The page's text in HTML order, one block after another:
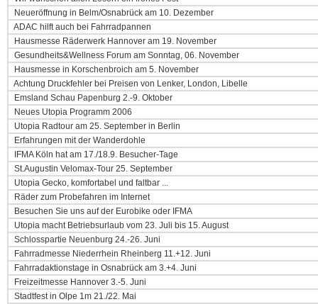
Neueröffnung in Belm/Osnabrück am 10. Dezember
ADAC hilft auch bei Fahrradpannen
Hausmesse Räderwerk Hannover am 19. November
Gesundheits&Wellness Forum am Sonntag, 06. November
Hausmesse in Korschenbroich am 5. November
Achtung Druckfehler bei Preisen von Lenker, London, Libelle
Emsland Schau Papenburg 2.-9. Oktober
Neues Utopia Programm 2006
Utopia Radtour am 25. September in Berlin
Erfahrungen mit der Wanderdohle
IFMA Köln hat am 17./18.9. Besucher-Tage
St.Augustin Velomax-Tour 25. September
Utopia Gecko, komfortabel und faltbar ...
Räder zum Probefahren im Internet
Besuchen Sie uns auf der Eurobike oder IFMA
Utopia macht Betriebsurlaub vom 23. Juli bis 15. August
Schlosspartie Neuenburg 24.-26. Juni
Fahrradmesse Niederrhein Rheinberg 11.+12. Juni
Fahrradaktionstage in Osnabrück am 3.+4. Juni
Freizeitmesse Hannover 3.-5. Juni
Stadtfest in Olpe 1m 21./22. Mai